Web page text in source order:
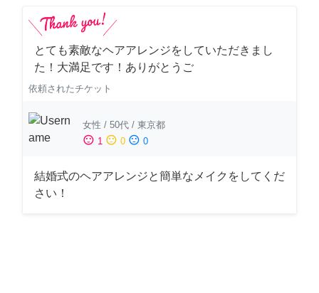
とても素敵なヘアアレンジをしていただきまし
た！大満足です！ありがとうご
依頼されたチケット
女性 / 50代 / 東京都
sentiment_satisfied 1 sentiment_neutral 0 sentiment_dissatisfied 0
結婚式のヘアアレンジと簡単なメイクをしてくだ
さい！